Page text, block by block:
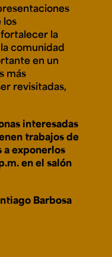
los
la
comunidad
en un
más
revisitadas,
interesadas
trabajos de
a exponerlos
en el salón
Barbosa